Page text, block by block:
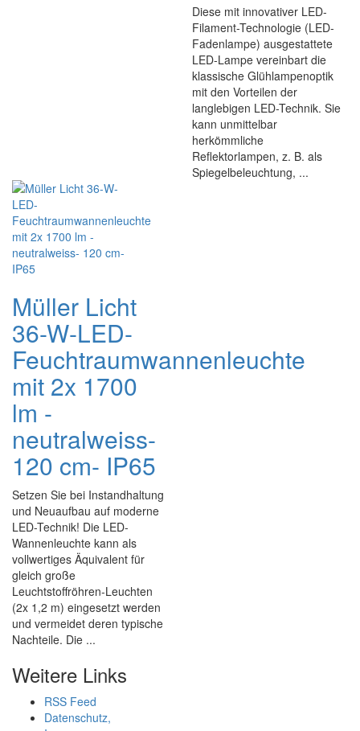
Diese mit innovativer LED-
Filament-Technologie (LED-
Fadenlampe) ausgestattete
LED-Lampe vereinbart die
klassische Glühlampenoptik
mit den Vorteilen der
langlebigen LED-Technik. Sie
kann unmittelbar
herkömmliche
Reflektorlampen, z. B. als
Spiegelbeleuchtung, ...
Müller Licht
36-W-LED-
Feuchtraumwannenleuchte
mit 2x 1700
lm -
neutralweiss-
120 cm- IP65
Setzen Sie bei Instandhaltung
und Neuaufbau auf moderne
LED-Technik! Die LED-
Wannenleuchte kann als
vollwertiges Äquivalent für
gleich große
Leuchtstoffröhren-Leuchten
(2x 1,2 m) eingesetzt werden
und vermeidet deren typische
Nachteile. Die ...
Weitere Links
RSS Feed
Datenschutz,